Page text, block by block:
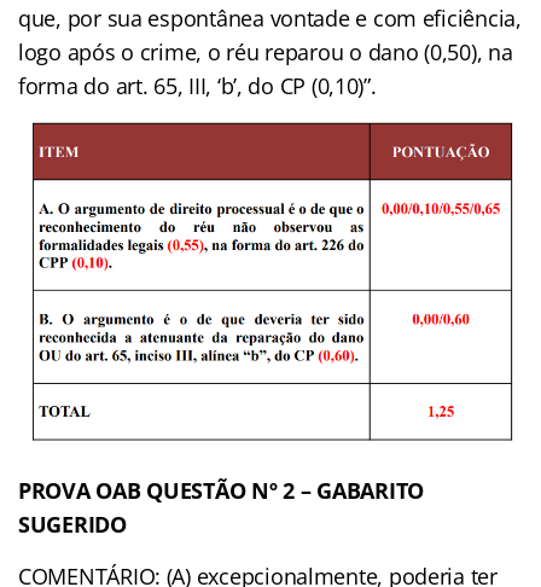
que, por sua espontânea vontade e com eficiência,
logo após o crime, o réu reparou o dano (0,50), na
forma do art. 65, III, ‘b’, do CP (0,10)”.
PROVA OAB QUESTÃO Nº 2 – GABARITO
SUGERIDO
COMENTÁRIO: (A) excepcionalmente, poderia ter